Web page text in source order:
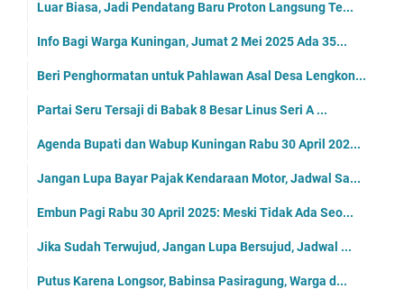
Luar Biasa, Jadi Pendatang Baru Proton Langsung Te...
Info Bagi Warga Kuningan, Jumat 2 Mei 2025 Ada 35...
Beri Penghormatan untuk Pahlawan Asal Desa Lengkon...
Partai Seru Tersaji di Babak 8 Besar Linus Seri A ...
Agenda Bupati dan Wabup Kuningan Rabu 30 April 202...
Jangan Lupa Bayar Pajak Kendaraan Motor, Jadwal Sa...
Embun Pagi Rabu 30 April 2025: Meski Tidak Ada Seo...
Jika Sudah Terwujud, Jangan Lupa Bersujud, Jadwal ...
Putus Karena Longsor, Babinsa Pasiragung, Warga d...